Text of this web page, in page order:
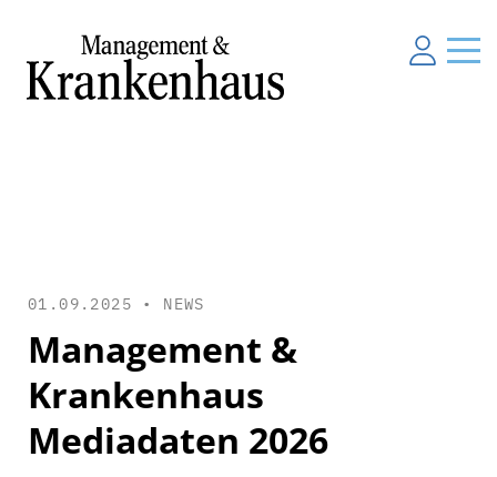
01.09.2025 • NEWS
Management &
Krankenhaus
Mediadaten 2026